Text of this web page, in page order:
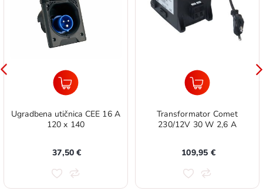
Ugradbena utičnica CEE 16 A
120 x 140
37,50 €
Transformator Comet
230/12V 30 W 2,6 A
109,95 €